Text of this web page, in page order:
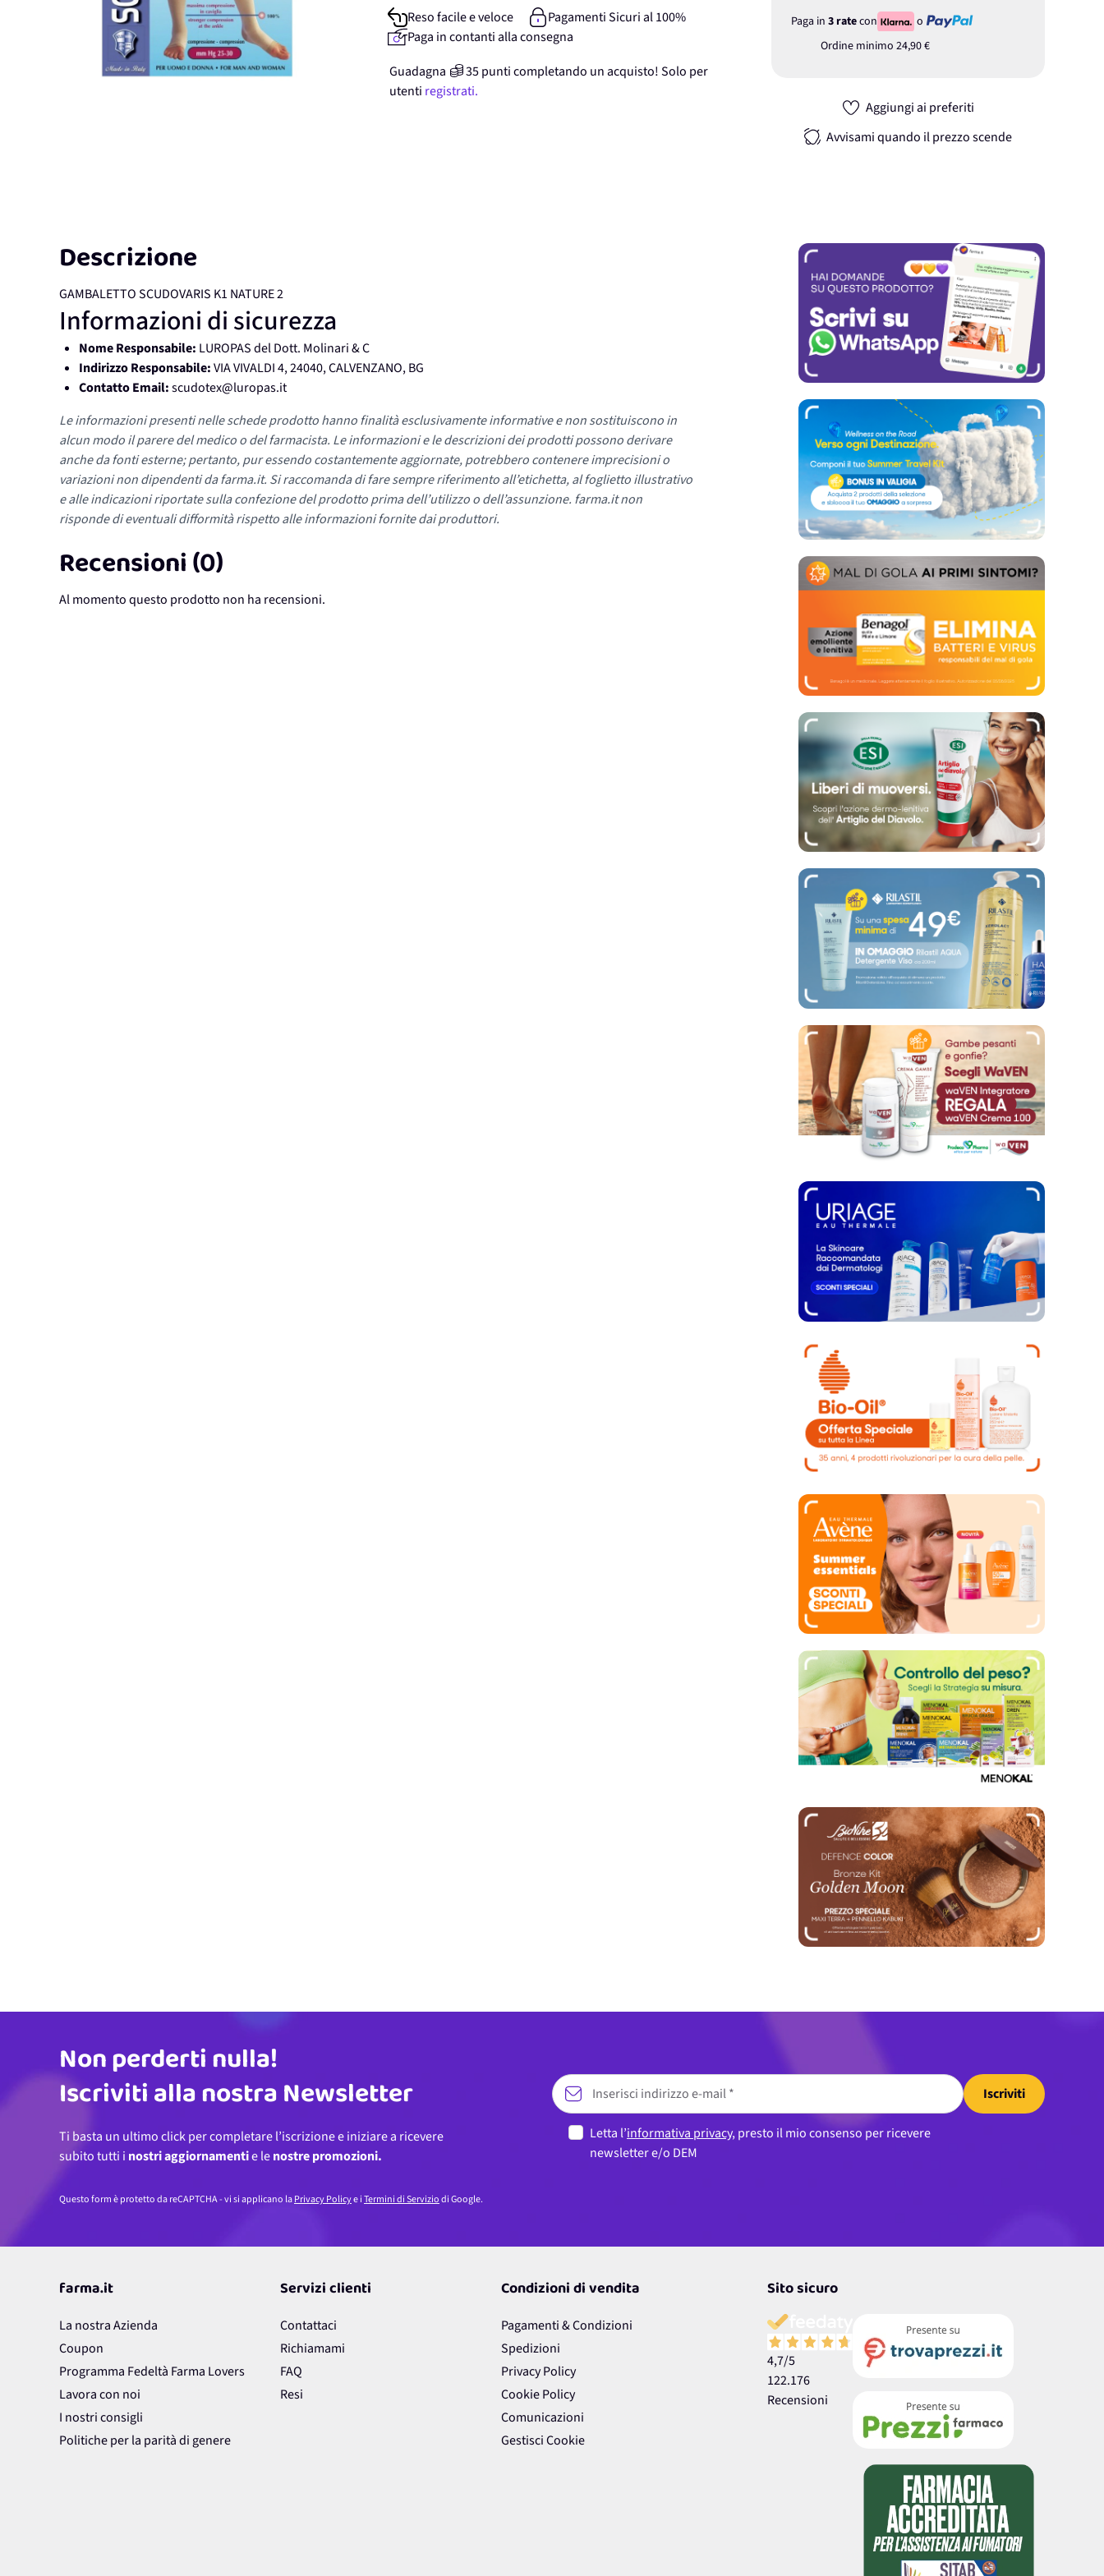
Paga in 3 ratecon
o
Ordine minimo 24,90 €
Aggiungi ai preferiti
Avvisami quando il prezzo scende
Reso facile e veloce
Pagamenti Sicuri al 100%
Paga in contanti alla consegna
Guadagna
35punticompletando un acquisto! Solo per
utenti registrati.
Descrizione
GAMBALETTO SCUDOVARIS K1 NATURE 2
Informazioni di sicurezza
Nome Responsabile: LUROPAS del Dott. Molinari & C
Indirizzo Responsabile:VIA VIVALDI 4, 24040, CALVENZANO, BG
Contatto Email:scudotex@luropas.it
Le informazioni presenti nelle schede prodotto hanno finalità esclusivamente informative e non sostituiscono in
alcun modo il parere del medico o del farmacista. Le informazioni e le descrizioni dei prodotti possono derivare
anche da fonti esterne; pertanto, pur essendo costantemente aggiornate, potrebbero contenere imprecisioni o
variazioni non dipendenti da farma.it. Si raccomanda di fare sempre riferimento all’etichetta, al foglietto illustrativo
e alle indicazioni riportate sulla confezione del prodotto prima dell’utilizzo o dell’assunzione. farma.it non
risponde di eventuali difformità rispetto alle informazioni fornite dai produttori.
Recensioni (0)
Al momento questo prodotto non ha recensioni.
Indirizzo email
Non perderti nulla!
Iscriviti alla nostra Newsletter
Ti basta un ultimo click per completare l’iscrizione e iniziare a ricevere
subito tutti i nostri aggiornamentie lenostre promozioni.
Iscriviti
Letta l’informativa privacy, presto il mio consenso per ricevere
newsletter e/o DEM
Questo form è protetto da reCAPTCHA - vi si applicano laPrivacy Policye iTermini di Serviziodi Google.
farma.it
La nostra Azienda
Coupon
Programma Fedeltà Farma Lovers
Lavora con noi
I nostri consigli
Politiche per la parità di genere
Servizi clienti
Contattaci
Richiamami
FAQ
Resi
Condizioni di vendita
Pagamenti & Condizioni
Spedizioni
Privacy Policy
Cookie Policy
Comunicazioni
Gestisci Cookie
Sito sicuro
4,7/5
122.176
Recensioni